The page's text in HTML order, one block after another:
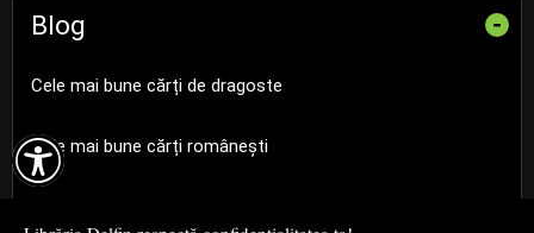

Blog -
Cele mai bune cărți de dragoste
Cele mai bune cărți românești